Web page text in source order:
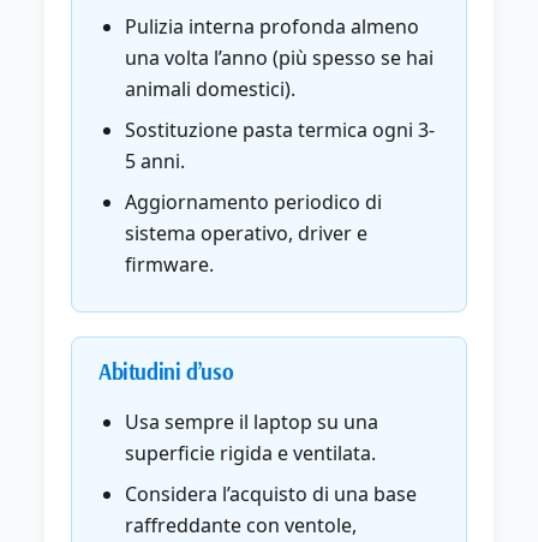
Pulizia interna profonda almeno
una volta l’anno (più spesso se hai
animali domestici).
Sostituzione pasta termica ogni 3-
5 anni.
Aggiornamento periodico di
sistema operativo, driver e
firmware.
Abitudini d’uso
Usa sempre il laptop su una
superficie rigida e ventilata.
Considera l’acquisto di una base
raffreddante con ventole,